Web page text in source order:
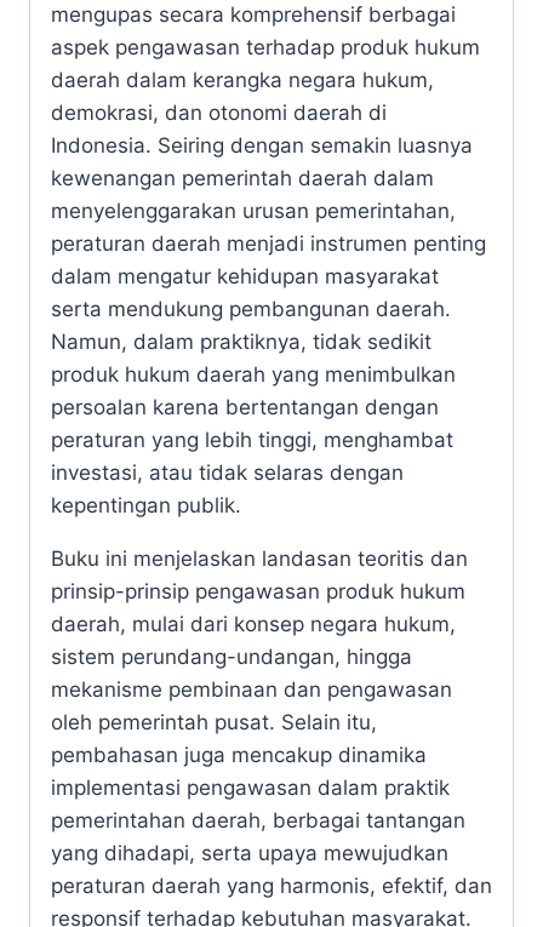
mengupas secara komprehensif berbagai
aspek pengawasan terhadap produk hukum
daerah dalam kerangka negara hukum,
demokrasi, dan otonomi daerah di
Indonesia. Seiring dengan semakin luasnya
kewenangan pemerintah daerah dalam
menyelenggarakan urusan pemerintahan,
peraturan daerah menjadi instrumen penting
dalam mengatur kehidupan masyarakat
serta mendukung pembangunan daerah.
Namun, dalam praktiknya, tidak sedikit
produk hukum daerah yang menimbulkan
persoalan karena bertentangan dengan
peraturan yang lebih tinggi, menghambat
investasi, atau tidak selaras dengan
kepentingan publik.
Buku ini menjelaskan landasan teoritis dan
prinsip-prinsip pengawasan produk hukum
daerah, mulai dari konsep negara hukum,
sistem perundang-undangan, hingga
mekanisme pembinaan dan pengawasan
oleh pemerintah pusat. Selain itu,
pembahasan juga mencakup dinamika
implementasi pengawasan dalam praktik
pemerintahan daerah, berbagai tantangan
yang dihadapi, serta upaya mewujudkan
peraturan daerah yang harmonis, efektif, dan
responsif terhadap kebutuhan masyarakat.